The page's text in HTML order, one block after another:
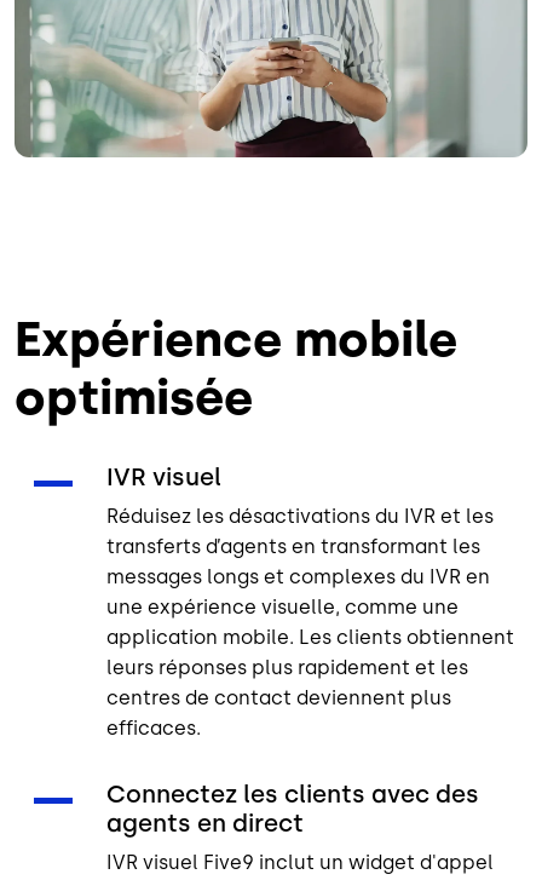
Expérience mobile
optimisée
IVR visuel
Réduisez les désactivations du IVR et les
transferts d’agents en transformant les
messages longs et complexes du IVR en
une expérience visuelle, comme une
application mobile. Les clients obtiennent
leurs réponses plus rapidement et les
centres de contact deviennent plus
efficaces.
Connectez les clients avec des
agents en direct
IVR visuel Five9 inclut un widget d'appel